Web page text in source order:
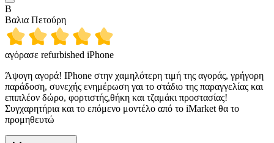
Β
Βαλια Πετούρη
αγόρασε refurbished iPhone
Άψογη αγορά! IPhone στην χαμηλότερη τιμή της αγοράς, γρήγορη
παράδοση, συνεχής ενημέρωση γαι το στάδιο της παραγγελίας και
επιπλέον δώρο, φορτιστής,θήκη και τζαμάκι προστασίας!
Συγχαρητήρια και το επόμενο μοντέλο από το iMarket θα το
προμηθευτώ